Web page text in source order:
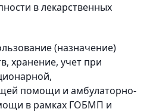
в лекарственных
(назначение)
хранение, учет при
помощи и амбулаторно-
в рамках ГОБМП и